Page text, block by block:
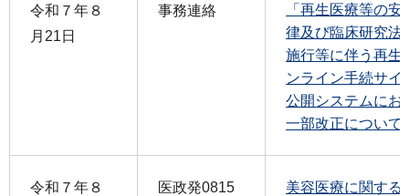
令和７年８
月21日
事務連絡
「再生医療等の
律及び臨床研究法
施行等に伴う再生
ンライン手続サイ
公開システムにお
一部改正について
令和７年８
医政発0815
美容医療に関する